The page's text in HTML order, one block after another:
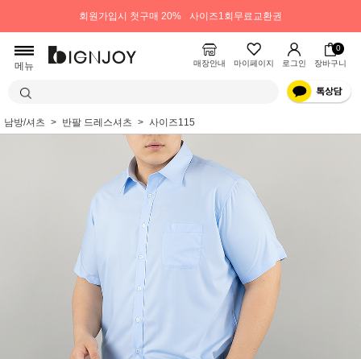
회원가입시 첫구매 20% 사이즈1회무료교환권
메뉴 매장안내 마이페이지 로그인
0
장바구니
남방/셔츠 반팔 드레스셔츠 사이즈115